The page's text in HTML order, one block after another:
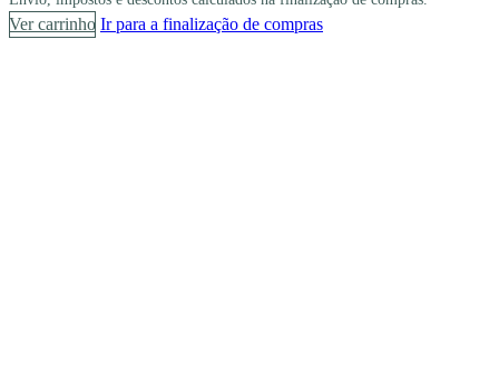
PRODUCTS
Ver carrinho Ir para a finalização de compras